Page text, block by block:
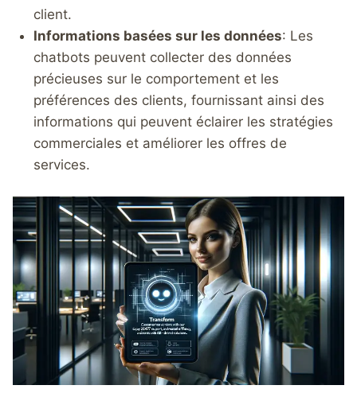
client.
Informations basées sur les données: Les
chatbots peuvent collecter des données
précieuses sur le comportement et les
préférences des clients, fournissant ainsi des
informations qui peuvent éclairer les stratégies
commerciales et améliorer les offres de
services.